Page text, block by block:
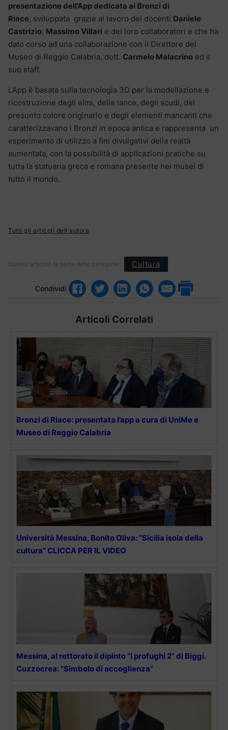
presentazione dell’App dedicata ai Bronzi di
Riace, sviluppata grazie al lavoro dei docenti Daniele
Castrizio, Massimo Villari e dei loro collaboratori e che ha
dato corso ad una collaborazione con il Direttore del
Museo di Reggio Calabria, dott. Carmelo Malacrino ed il
suo staff.
L’App è basata sulla tecnologia 3D per la modellazione e
ricostruzione degli elmi, delle lance, degli scudi, del
presunto colore originario e degli elementi mancanti che
caratterizzavano i Bronzi in epoca antica e rappresenta un
esperimento di utilizzo a fini divulgativi della realtà
aumentata, con la possibilità di applicazioni pratiche su
tutta la statuaria greca e romana presente nei musei di
tutto il mondo.
Tutti gli articoli dell'autore
Questo articolo fa parte delle categorie: Cultura
Condividi
Articoli Correlati
Bronzi di Riace: presentata l’app a cura di UniMe e
Museo di Reggio Calabria
Università Messina, Bonito Oliva: “Sicilia isola della
cultura” CLICCA PER IL VIDEO
Messina, al rettorato il dipinto “I profughi 2” di Biggi.
Cuzzocrea: “Simbolo di accoglienza”